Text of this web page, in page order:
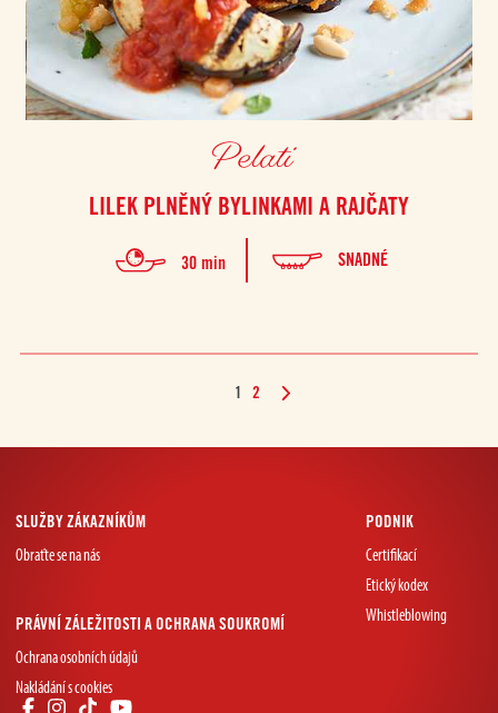
Pelati
LILEK PLNĚNÝ BYLINKAMI A RAJČATY
30 min SNADNÉ
1 2
SLUŽBY ZÁKAZNÍKŮM
Obraťte se na nás
PODNIK
Certifikací
Etický kodex
Whistleblowing
PRÁVNÍ ZÁLEŽITOSTI A OCHRANA SOUKROMÍ
Ochrana osobních údajů
Nakládání s cookies